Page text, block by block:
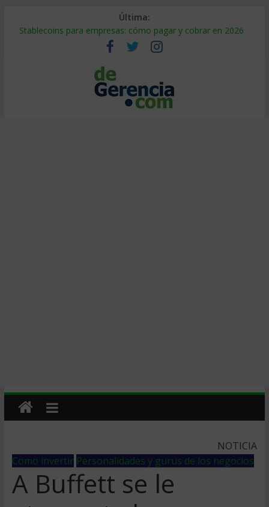
Última:
Stablecoins para empresas: cómo pagar y cobrar en 2026
Despido silencioso: qué es y por qué sale tan caro
IA en selección de personal: cómo auditarla a tiempo
Trabajo forzoso en la cadena de suministro: qué hacer
Mercado hispano de EE. UU.: cómo segmentarlo y venderle
NOTICIA
Como invertir Personalidades y gurus de los negocios
A Buffett se le